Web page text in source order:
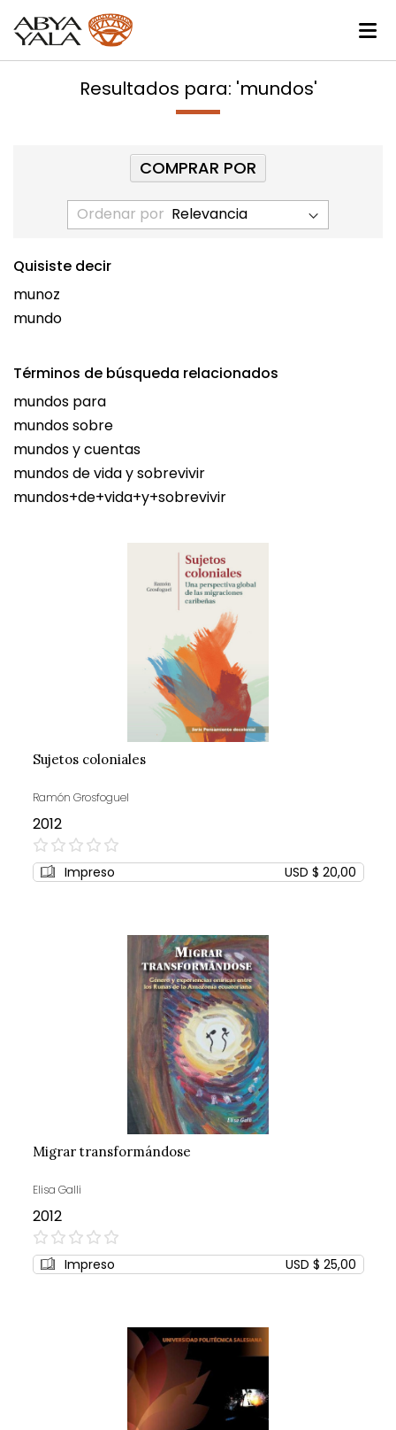
Resultados para: 'mundos'
Ordenar por
Quisiste decir
munoz
mundo
Términos de búsqueda relacionados
mundos para
mundos sobre
mundos y cuentas
mundos de vida y sobrevivir
mundos+de+vida+y+sobrevivir
Sujetos coloniales
Ramón Grosfoguel
2012
0%
Impreso USD $ 20,00
Migrar transformándose
Elisa Galli
2012
0%
Impreso USD $ 25,00
COMPRAR POR